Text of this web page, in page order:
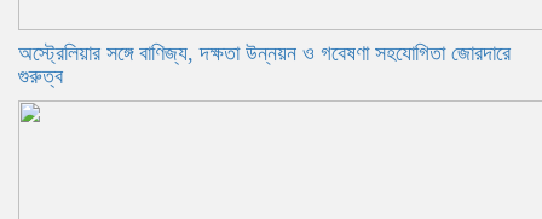
অস্ট্রেলিয়ার সঙ্গে বাণিজ্য, দক্ষতা উন্নয়ন ও গবেষণা সহযোগিতা জোরদারে
গুরুত্ব